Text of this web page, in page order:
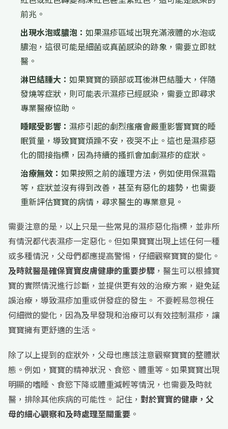
前兆。
出現水泡或膿泡： 如果濕疹區域出現充滿液體的水泡或
膿泡，這很可能是細菌或真菌感染的跡象，需要立即就
醫。
淋巴結腫大： 如果寶寶的頸部或耳後淋巴結腫大，伴隨
發燒等症狀，則可能表示濕疹已經感染，需要立即尋求
專業醫療協助。
睡眠受影響： 濕疹引起的劇烈瘙癢會嚴重影響寶寶的睡
眠質量，導致寶寶煩躁不安，夜哭不止。這也是濕疹惡
化的間接指標，因為持續的搔抓會加劇濕疹的症狀。
治療無效： 如果按照之前的護理方法，例如使用保濕霜
等，症狀並沒有得到改善，甚至有惡化的趨勢，也需要
重新評估寶寶的病情，尋求醫生的專業意見。
需要注意的是，以上只是一些常見的濕疹惡化指標，並非所
有情況都代表濕疹一定惡化。但如果寶寶出現上述任何一種
或多種情況，父母們都應提高警惕，仔細觀察寶寶的變化。
及時就醫是確保寶寶皮膚健康的重要步驟 ，醫生可以根據寶
寶的實際情況進行診斷，並提供更有效的治療方案，避免延
誤治療，導致濕疹加重或併發症的發生。 不要輕易忽視任
何細微的變化，因為及早發現和治療可以有效控制濕疹，讓
寶寶擁有更舒適的生活。
除了以上提到的症狀外，父母也應該注意觀察寶寶的整體狀
態。例如，寶寶的精神狀況、食慾、體重等。如果寶寶出現
明顯的嗜睡、食慾下降或體重減輕等情況，也需要及時就
醫，排除其他疾病的可能性。 記住， 對於寶寶的健康，父
母的細心觀察和及時處理至關重要 。